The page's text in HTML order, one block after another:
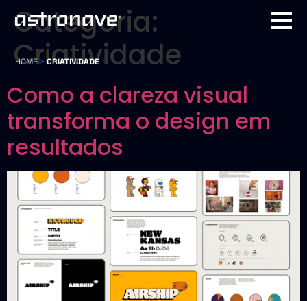
HOME >CRIATIVIDADE
Categoria:
Criatividade
Como a clareza visual
transforma o design em
resultados